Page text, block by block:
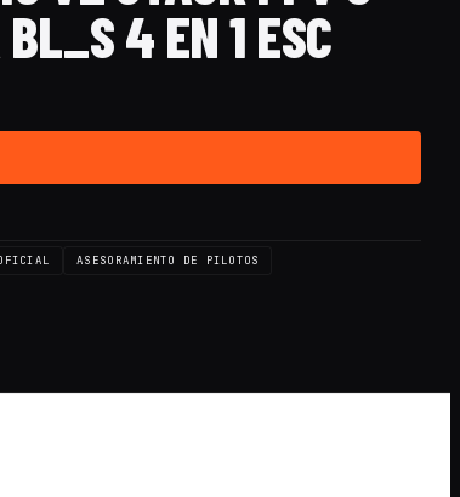
4 EN 1 ESC
ASESORAMIENTO DE PILOTOS